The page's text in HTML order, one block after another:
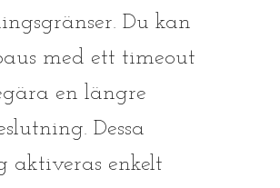
Du kan
med ett timeout
en längre
Dessa
aktiveras enkelt